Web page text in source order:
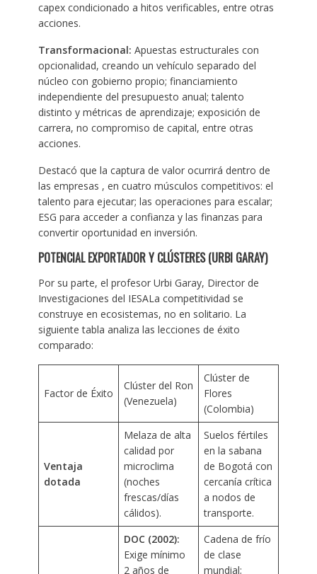
capex condicionado a hitos verificables, entre otras
acciones.
Transformacional: Apuestas estructurales con
opcionalidad, creando un vehículo separado del
núcleo con gobierno propio; financiamiento
independiente del presupuesto anual; talento
distinto y métricas de aprendizaje; exposición de
carrera, no compromiso de capital, entre otras
acciones.
Destacó que la captura de valor ocurrirá dentro de
las empresas , en cuatro músculos competitivos: el
talento para ejecutar; las operaciones para escalar;
ESG para acceder a confianza y las finanzas para
convertir oportunidad en inversión.
POTENCIAL EXPORTADOR Y CLÚSTERES (URBI GARAY)
Por su parte, el profesor Urbi Garay, Director de
Investigaciones del IESALa competitividad se
construye en ecosistemas, no en solitario. La
siguiente tabla analiza las lecciones de éxito
comparado:
Factor de Éxito
Clúster del Ron
(Venezuela)
Clúster de
Flores
(Colombia)
Ventaja
dotada
Melaza de alta
calidad por
microclima
(noches
frescas/días
cálidos).
Suelos fértiles
en la sabana
de Bogotá con
cercanía crítica
a nodos de
transporte.
DOC (2002):
Exige mínimo
2 años de
Cadena de frío
de clase
mundial;